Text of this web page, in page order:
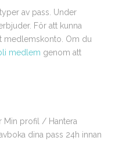
av pass. Under
För att kunna
medlemskonto. Om du
medlem genom att
Min profil / Hantera
dina pass 24h innan